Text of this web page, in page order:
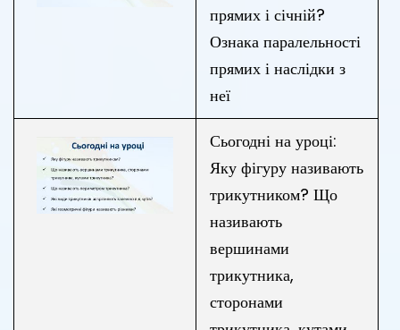
прямих і січній?
Ознака паралельності
прямих і наслідки з
неї
Сьогодні на уроці:
Яку фігуру називають
трикутником? Що
називають
вершинами
трикутника,
сторонами